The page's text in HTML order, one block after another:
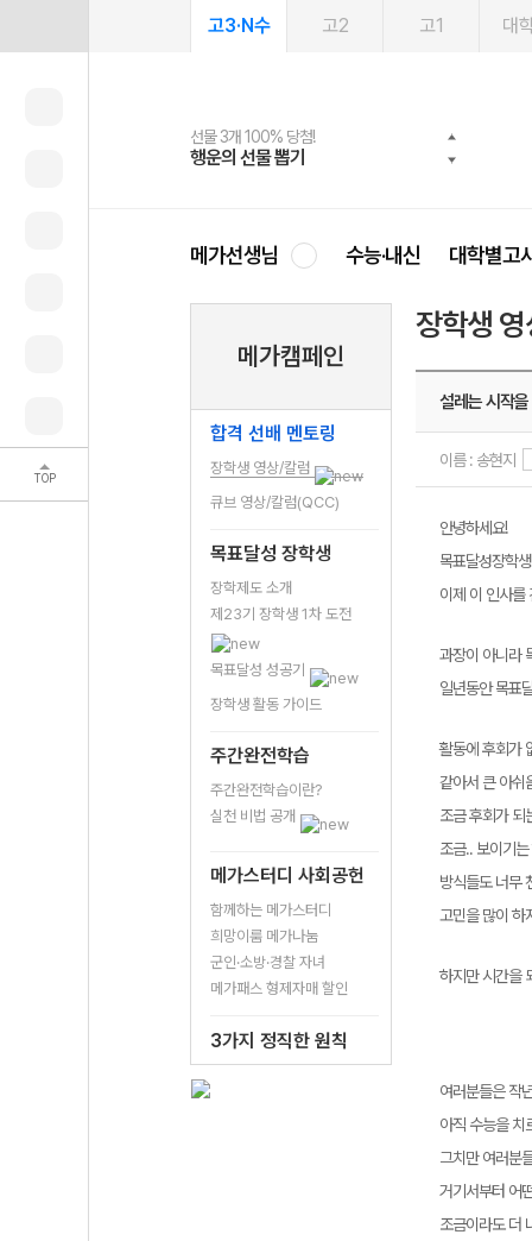
TOP
고3·N수 고2 고1 대
선물 3개 100% 당첨!
행운의 선물 뽑기
선물 100% 증정!
메가스터디 X 올리브
여름방학 스터디 캐시백
메가런 썸머스쿨
2027 러셀 단과
강사 공개선발
스마트러닝앱
설문 EVENT
메가패스
3일 무료 체험권
메가패스 수강생 무료혜택!
메가클럽 멤버십
사회공헌 캠페인
희망이룸 메가나눔
메가선생님 수능·내신 대학별고
메가캠페인
합격 선배 멘토링
장학생 영상/칼럼
큐브 영상/칼럼(QCC)
목표달성 장학생
장학제도 소개
제23기 장학생 1차 도전
목표달성 성공기
장학생 활동 가이드
주간완전학습
주간완전학습이란?
실천 비법 공개
메가스터디 사회공헌
함께하는 메가스터디
희망이룸 메가나눔
군인·소방·경찰 자녀
메가패스 형제자매 할인
3가지 정직한 원칙
장학생
설레는 시작
이름 : 송현지
안녕하세요!
목표달성장학
이제 이 인사를
과장이 아니라
일년동안 목표
활동에 후회가
같아서 큰 아쉬
조금 후회가 되
조금.. 보이기
방식들도 너무
고민을 많이 하
하지만 시간을
여러분들은 작
아직 수능을 치
그치만 여러분
거기서부터 어
조금이라도 더